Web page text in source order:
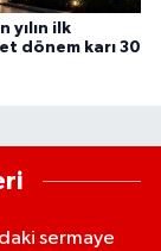
yılın ilk
dönem karı 30
sermaye